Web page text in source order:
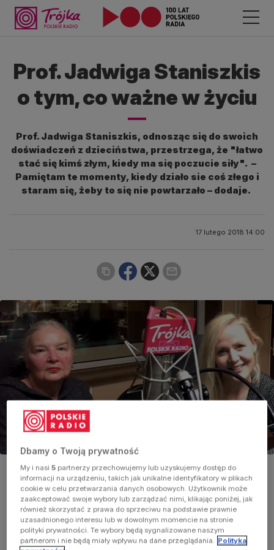
Prof. Jadwiga Staniszkis
o tym, co ważne w życiu
Prof. Jadwiga Staniszkis, odnosząc się do swoich
doświadczeń z dzieciństwa, przestrzega, że "łatwo
stać się kimś złym, kiedy ma się poczucie siły". –
Pamiętam te momenty, kiedy działo sie coś złego i
staram się, żeby to się nie powtarzało – dodaje.
17 lutego 2018 14:00
Jadwiga Staniszkis i Katarzyna Stoparczyk
Foto: Renata Szewczak
Dbamy o Twoją prywatność
My i nasi5 partnerzy przechowujemy lub uzyskujemy dostęp do
informacji na urządzeniu, takich jak unikalne identyfikatory w plikach
cookie w celu przetwarzania danych osobowych. Użytkownik może
zaakceptować swoje wybory lub zarządzać nimi, klikając poniżej, jak
również skorzystać z prawa do sprzeciwu na podstawie prawnie
uzasadnionego interesu lub w dowolnym momencie na stronie
polityki prywatności. Te wybory będą sygnalizowane naszym
partnerom i nie będą miały wpływu na dane przeglądania. Polityka